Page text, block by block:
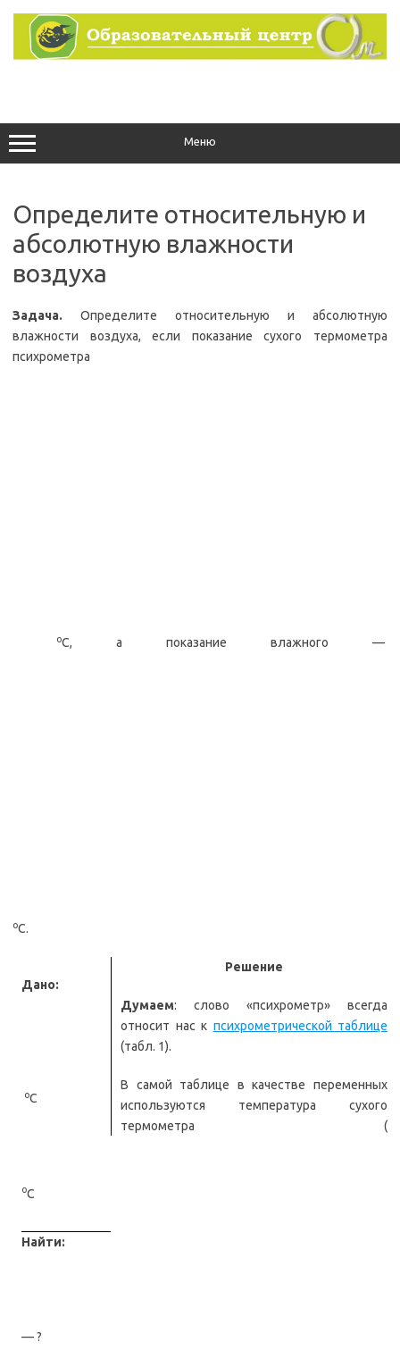
содержимому
Меню
Определите относительную и
абсолютную влажности
воздуха
Задача. Определите относительную и абсолютную
влажности воздуха, если показание сухого термометра
психрометра
оС, а показание влажного —
оС.
Дано:
оС
оС
Найти:
— ?
Решение
Думаем: слово «психрометр» всегда
относит нас к психрометрической таблице
(табл. 1).
В самой таблице в качестве переменных
используются температура сухого
термометра (